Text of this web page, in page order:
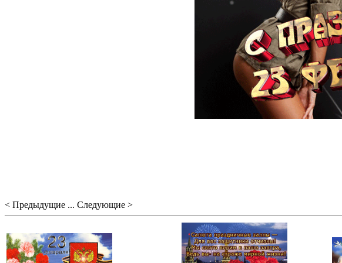
< Предыдущие ... Следующие >